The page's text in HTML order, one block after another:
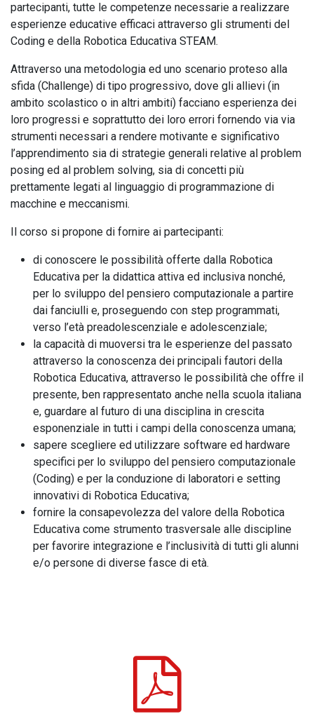
partecipanti, tutte le competenze necessarie a realizzare
esperienze educative efficaci attraverso gli strumenti del
Coding e della Robotica Educativa STEAM.
Attraverso una metodologia ed uno scenario proteso alla
sfida (Challenge) di tipo progressivo, dove gli allievi (in
ambito scolastico o in altri ambiti) facciano esperienza dei
loro progressi e soprattutto dei loro errori fornendo via via
strumenti necessari a rendere motivante e significativo
l’apprendimento sia di strategie generali relative al problem
posing ed al problem solving, sia di concetti più
prettamente legati al linguaggio di programmazione di
macchine e meccanismi.
Il corso si propone di fornire ai partecipanti:
di conoscere le possibilità offerte dalla Robotica
Educativa per la didattica attiva ed inclusiva nonché,
per lo sviluppo del pensiero computazionale a partire
dai fanciulli e, proseguendo con step programmati,
verso l’età preadolescenziale e adolescenziale;
la capacità di muoversi tra le esperienze del passato
attraverso la conoscenza dei principali fautori della
Robotica Educativa, attraverso le possibilità che offre il
presente, ben rappresentato anche nella scuola italiana
e, guardare al futuro di una disciplina in crescita
esponenziale in tutti i campi della conoscenza umana;
sapere scegliere ed utilizzare software ed hardware
specifici per lo sviluppo del pensiero computazionale
(Coding) e per la conduzione di laboratori e setting
innovativi di Robotica Educativa;
fornire la consapevolezza del valore della Robotica
Educativa come strumento trasversale alle discipline
per favorire integrazione e l’inclusività di tutti gli alunni
e/o persone di diverse fasce di età.